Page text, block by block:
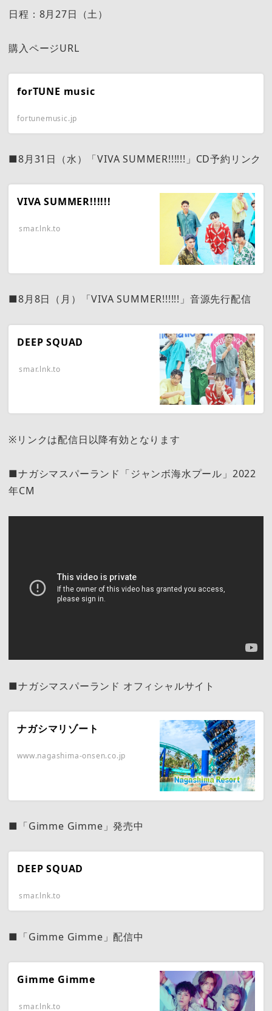
日程：8月27日（土）
購入ページURL
forTUNE music
fortunemusic.jp
■8月31日（水）「VIVA SUMMER!!!!!!」CD予約リンク
VIVA SUMMER!!!!!!
smar.lnk.to
■8月8日（月）「VIVA SUMMER!!!!!!」音源先行配信
DEEP SQUAD
smar.lnk.to
※リンクは配信日以降有効となります
■ナガシマスパーランド「ジャンボ海水プール」2022
年CM
■ナガシマスパーランド オフィシャルサイト
ナガシマリゾート
www.nagashima-onsen.co.jp
■「Gimme Gimme」発売中
DEEP SQUAD
smar.lnk.to
■「Gimme Gimme」配信中
Gimme Gimme
smar.lnk.to